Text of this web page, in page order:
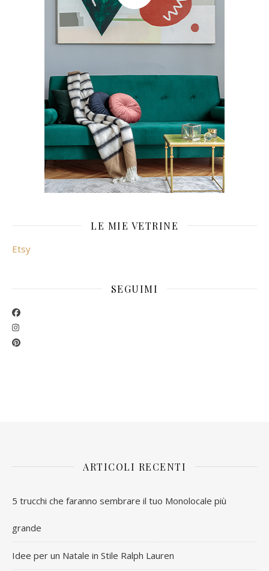
LE MIE VETRINE
Etsy
SEGUIMI
ARTICOLI RECENTI
5 trucchi che faranno sembrare il tuo Monolocale più
grande
Idee per un Natale in Stile Ralph Lauren